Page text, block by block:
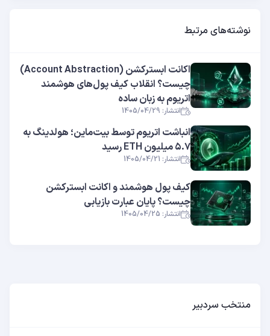
نوشته‌های مرتبط
اکانت ابسترکشن (Account Abstraction)
چیست؟ انقلاب کیف پول‌های هوشمند
اتریوم به زبان ساده
انتشار: 1405/04/29
انباشت اتریوم توسط بیت‌ماین؛ هولدینگ به
۵.۷ میلیون ETH رسید
انتشار: 1405/04/21
کیف پول هوشمند و اکانت ابسترکشن
چیست؟ پایان عبارت بازیابی
انتشار: 1405/04/25
منتخب سردبیر